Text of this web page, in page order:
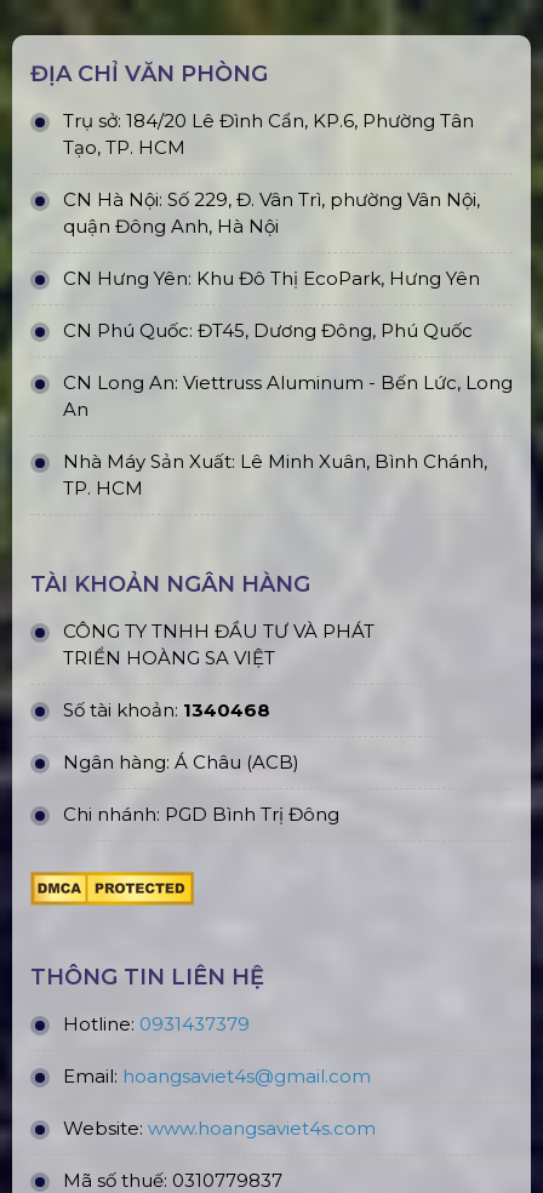
ĐỊA CHỈ VĂN PHÒNG
Trụ sở: 184/20 Lê Đình Cẩn, KP.6, Phường Tân
Tạo, TP. HCM
CN Hà Nội: Số 229, Đ. Vân Trì, phường Vân Nội,
quận Đông Anh, Hà Nội
CN Hưng Yên: Khu Đô Thị EcoPark, Hưng Yên
CN Phú Quốc: ĐT45, Dương Đông, Phú Quốc
CN Long An: Viettruss Aluminum - Bến Lức, Long
An
Nhà Máy Sản Xuất: Lê Minh Xuân, Bình Chánh,
TP. HCM
TÀI KHOẢN NGÂN HÀNG
CÔNG TY TNHH ĐẦU TƯ VÀ PHÁT
TRIỂN HOÀNG SA VIỆT
Số tài khoản: 1340468
Ngân hàng: Á Châu (ACB)
Chi nhánh: PGD Bình Trị Đông
THÔNG TIN LIÊN HỆ
Hotline: 0931437379
Email: hoangsaviet4s@gmail.com
Website: www.hoangsaviet4s.com
Mã số thuế: 0310779837